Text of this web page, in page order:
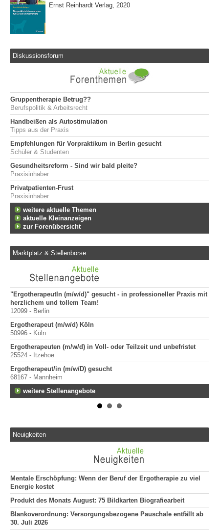
Ernst Reinhardt Verlag, 2020
Diskussionsforum
Gruppentherapie Betrug??
Berufspolitik & Arbeitsrecht
Handbeißen als Autostimulation
Tipps aus der Praxis
Empfehlungen für Vorpraktikum in Berlin gesucht
Schüler & Studenten
Gesundheitsreform - Sind wir bald pleite?
Praxisinhaber
Privatpatienten-Frust
Praxisinhaber
weitere aktuelle Themen
aktuelle Kleinanzeigen
zur Forenübersicht
Marktplatz & Stellenbörse
"ErgotherapeutIn (m/w/d)" gesucht - in professioneller Praxis mit
herzlichem und tollem Team!
12099 - Berlin
Ergotherapeut (m/w/d) Köln
50996 - Köln
Ergotherapeuten (m/w/d) in Voll- oder Teilzeit und unbefristet
25524 - Itzehoe
Ergotherapeut/in (m/w/D) gesucht
68167 - Mannheim
weitere Stellenangebote
Neuigkeiten
Mentale Erschöpfung: Wenn der Beruf der Ergotherapie zu viel
Energie kostet
Produkt des Monats August: 75 Bildkarten Biografiearbeit
Blankoverordnung: Versorgungsbezogene Pauschale entfällt ab
30. Juli 2026